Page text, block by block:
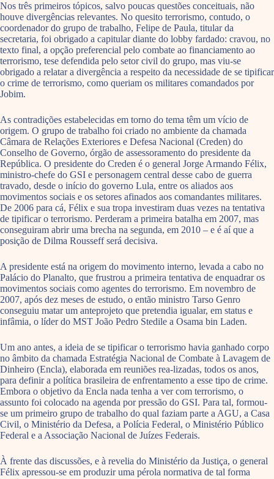
Nos três primeiros tópicos, salvo poucas questões conceituais, não
houve divergências relevantes. No quesito terrorismo, contudo, o
coordenador do grupo de trabalho, Felipe de Paula, titular da
secretaria, foi obrigado a capitular diante do lobby fardado: cravou, no
texto final, a opção preferencial pelo combate ao financiamento ao
terrorismo, tese defendida pelo setor civil do grupo, mas viu-se
obrigado a relatar a divergência a respeito da necessidade de se tipificar
o crime de terrorismo, como queriam os militares comandados por
Jobim.
As contradições estabelecidas em torno do tema têm um vício de
origem. O grupo de trabalho foi criado no ambiente da chamada
Câmara de Relações Exteriores e Defesa Nacional (Creden) do
Conselho de Governo, órgão de assessoramento do presidente da
República. O presidente do Creden é o general Jorge Armando Félix,
ministro-chefe do GSI e personagem central desse cabo de guerra
travado, desde o início do governo Lula, entre os aliados aos
movimentos sociais e os setores afinados aos comandantes militares.
De 2006 para cá, Félix e sua tropa investiram duas vezes na tentativa
de tipificar o terrorismo. Perderam a primeira batalha em 2007, mas
conseguiram abrir uma brecha na segunda, em 2010 – e é aí que a
posição de Dilma Rousseff será decisiva.
A presidente está na origem do movimento interno, levada a cabo no
Palácio do Planalto, que frustrou a primeira tentativa de enquadrar os
movimentos sociais como agentes do terrorismo. Em novembro de
2007, após dez meses de estudo, o então ministro Tarso Genro
conseguiu matar um anteprojeto que pretendia igualar, em status e
infâmia, o líder do MST João Pedro Stedile a Osama bin Laden.
Um ano antes, a ideia de se tipificar o terrorismo havia ganhado corpo
no âmbito da chamada Estratégia Nacional de Combate à Lavagem de
Dinheiro (Encla), elaborada em reuniões rea-lizadas, todos os anos,
para definir a política brasileira de enfrentamento a esse tipo de crime.
Embora o objetivo da Encla nada tenha a ver com terrorismo, o
assunto foi colocado na agenda por pressão do GSI. Para tal, formou-
se um primeiro grupo de trabalho do qual faziam parte a AGU, a Casa
Civil, o Ministério da Defesa, a Polícia Federal, o Ministério Público
Federal e a Associação Nacional de Juízes Federais.
À frente das discussões, e à revelia do Ministério da Justiça, o general
Félix apressou-se em produzir uma pérola normativa de tal forma